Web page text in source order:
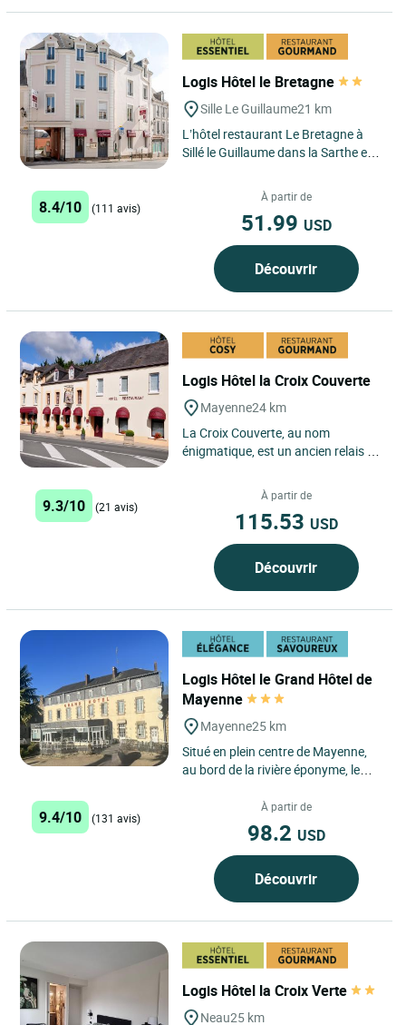
Logis Hôtel le Bretagne
Sille Le Guillaume21 km
L’hôtel restaurant Le Bretagne à
Sillé le Guillaume dans la Sarthe est
8.4/10 (111 avis)
À partir de
51.99 USD
Découvrir
Logis Hôtel la Croix Couverte
Mayenne24 km
La Croix Couverte, au nom
énigmatique, est un ancien relais de
qui a traversé les décennies...
9.3/10 (21 avis)
À partir de
115.53 USD
Découvrir
Logis Hôtel le Grand Hôtel de
Mayenne
Mayenne25 km
Situé en plein centre de Mayenne,
au bord de la rivière éponyme, le
Mayenne vous offre...
9.4/10 (131 avis)
À partir de
98.2 USD
Découvrir
Logis Hôtel la Croix Verte
Neau25 km